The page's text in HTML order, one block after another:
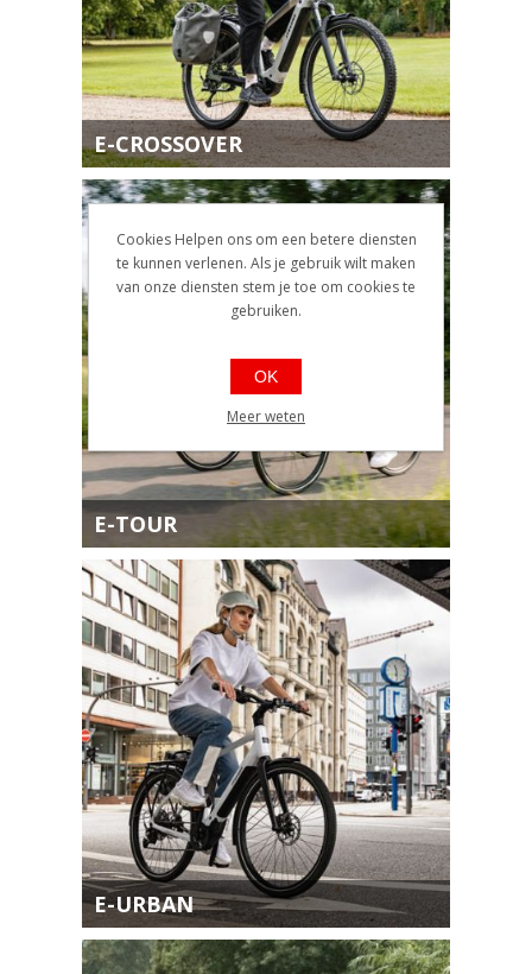
E-CROSSOVER
E-TOUR
E-URBAN
Cookies Helpen ons om een betere diensten
te kunnen verlenen. Als je gebruik wilt maken
van onze diensten stem je toe om cookies te
gebruiken.
OK
Meer weten